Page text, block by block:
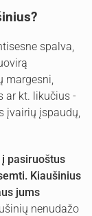
spalva,
margesni,
ar kt. likučius -
įvairių įspaudų,
pasiruoštus
Kiaušinius
jums
nenudažo